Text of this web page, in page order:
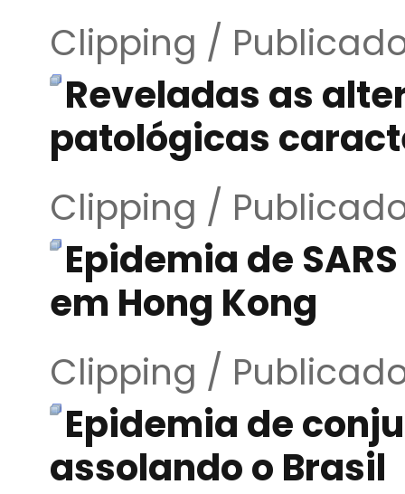
Clipping /
Reveladas as
patológicas
Clipping /
Epidemia de
em Hong Kong
Clipping /
Epidemia de
assolando o Brasil